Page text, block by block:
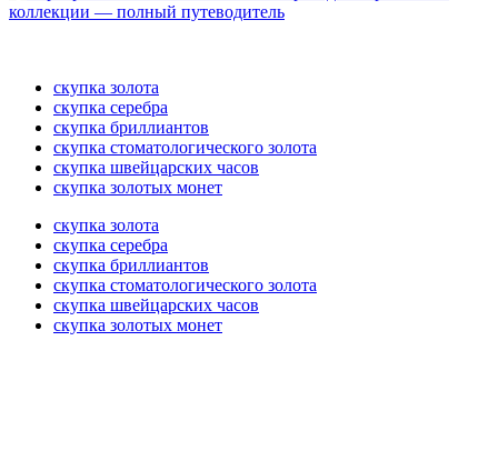
скупка золота
скупка серебра
скупка бриллиантов
скупка стоматологического золота
скупка швейцарских часов
скупка золотых монет
скупка золота
скупка серебра
скупка бриллиантов
скупка стоматологического золота
скупка швейцарских часов
скупка золотых монет